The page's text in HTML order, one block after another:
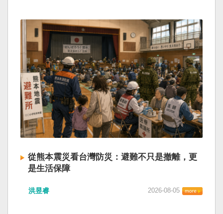
從熊本震災看台灣防災：避難不只是撤離，更
是生活保障
洪昱睿 2026-08-05